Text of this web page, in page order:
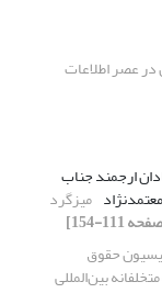
عصر اطلاعات
ارجمند جناب
میزگرد
حقوق
بین‌المللی